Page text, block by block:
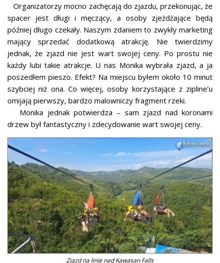
Organizatorzy mocno zachęcają do zjazdu, przekonując, że
spacer jest długi i męczący, a osoby zjeżdżające będą
później długo czekały. Naszym zdaniem to zwykły marketing
mający sprzedać dodatkową atrakcję. Nie twierdzimy
jednak, że zjazd nie jest wart swojej ceny. Po prostu nie
każdy lubi takie atrakcje. U nas Monika wybrała zjazd, a ja
poszedłem pieszo. Efekt? Na miejscu byłem około 10 minut
szybciej niż ona. Co więcej, osoby korzystające z zipline’u
omijają pierwszy, bardzo malowniczy fragment rzeki.
Monika jednak potwierdza – sam zjazd nad koronami
drzew był fantastyczny i zdecydowanie wart swojej ceny.
Zjazd na linie nad Kawasan Falls